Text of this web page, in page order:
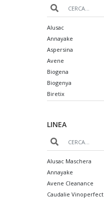
Alusac
Annayake
Aspersina
Avene
Biogena
Biogenya
Biretix
Collagenil
Collistar
Difa Cooper
Esi
Estee Lauder
Eucerin
Fillerina
LINEA
Alusac Maschera
Annayake
Avene Cleanance
Caudalie Vinoperfect